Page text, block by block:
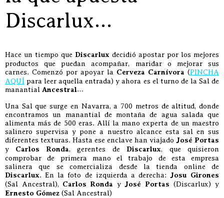
Discarlux…
Hace un tiempo que Discarlux decidió apostar por los mejores
productos que puedan acompañar, maridar o mejorar sus
carnes. Comenzó por apoyar la Cerveza Carnívora (PINCHA
AQUÍ para leer aquella entrada) y ahora es el turno de la Sal de
manantial Ancestral…
Una Sal que surge en Navarra, a 700 metros de altitud, donde
encontramos un manantial de montaña de agua salada que
alimenta más de 500 eras. Allí la mano experta de un maestro
salinero supervisa y pone a nuestro alcance esta sal en sus
diferentes texturas. Hasta ese enclave han viajado José Portas
y Carlos Ronda, gerentes de Discarlux, que quisieron
comprobar de primera mano el trabajo de esta empresa
salinera que se comercializa desde la tienda online de
Discarlux. En la foto de izquierda a derecha: Josu Girones
(Sal Ancestral), Carlos Ronda y José Portas (Discarlux) y
Ernesto Gómez (Sal Ancestral)